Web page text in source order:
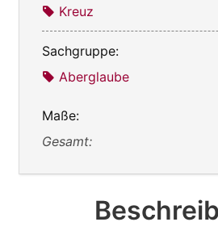
Kreuz
Sachgruppe:
Aberglaube
Maße:
Gesamt: